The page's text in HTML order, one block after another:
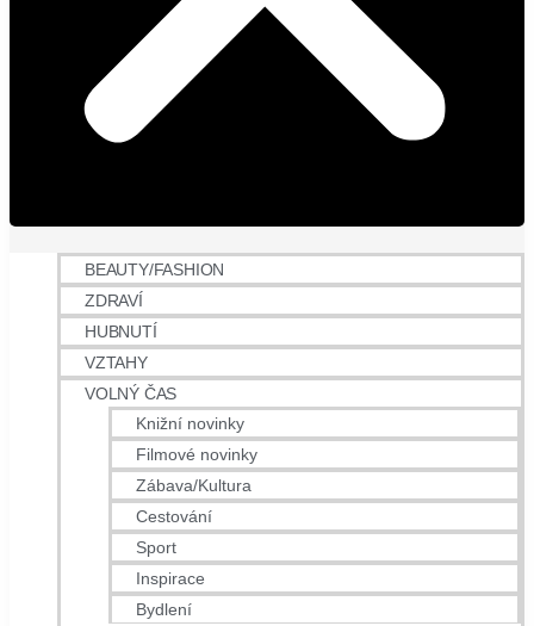
BEAUTY/FASHION
ZDRAVÍ
HUBNUTÍ
VZTAHY
VOLNÝ ČAS
Knižní novinky
Filmové novinky
Zábava/Kultura
Cestování
Sport
Inspirace
Bydlení